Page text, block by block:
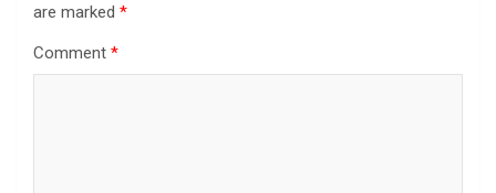
are marked *
Comment *